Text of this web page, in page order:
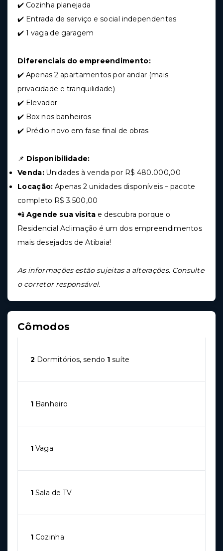
✔️ Cozinha planejada
✔️ Entrada de serviço e social independentes
✔️ 1 vaga de garagem
Diferenciais do empreendimento:
✔️ Apenas 2 apartamentos por andar (mais
privacidade e tranquilidade)
✔️ Elevador
✔️ Box nos banheiros
✔️ Prédio novo em fase final de obras
📌 Disponibilidade:
Venda:Unidades à venda por R$ 480.000,00
Locação: Apenas 2 unidades disponíveis – pacote
completo R$ 3.500,00
📲 Agende sua visita e descubra porque o
Residencial Aclimação é um dos empreendimentos
mais desejados de Atibaia!
As informações estão sujeitas a alterações. Consulte
o corretor responsável.
Cômodos
2 Dormitórios, sendo 1 suíte
1 Banheiro
1 Vaga
1 Sala de TV
1 Cozinha